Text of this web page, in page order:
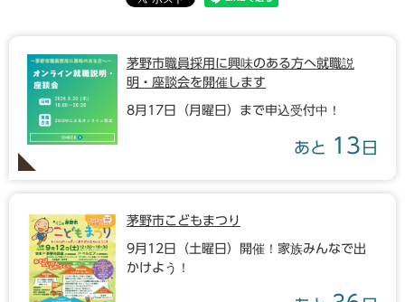
茅野市職員採用に興味のある方へ就職説
明・座談会を開催します
8月17日（月曜日）まで申込受付中！
あと 13 日
茅野市こどもまつり
9月12日（土曜日）開催！家族みんなで出
かけよう！